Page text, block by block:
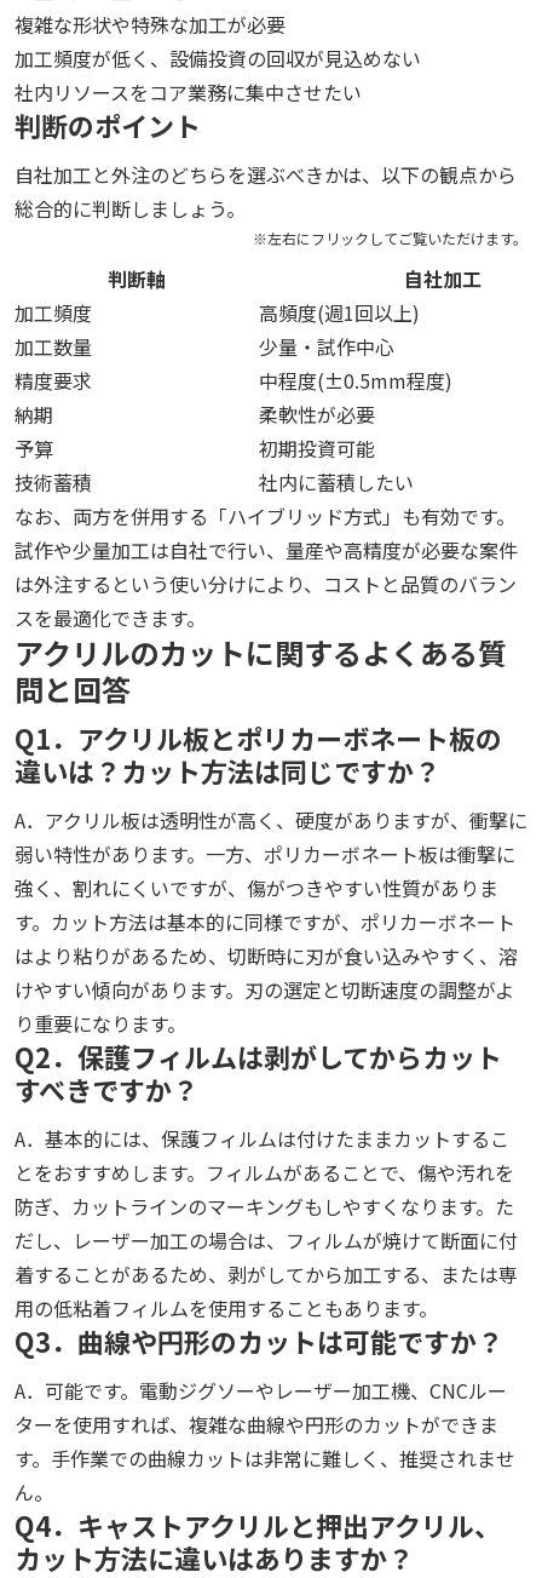
複雑な形状や特殊な加工が必要
加工頻度が低く、設備投資の回収が見込めない
社内リソースをコア業務に集中させたい
判断のポイント
自社加工と外注のどちらを選ぶべきかは、以下の観点から
総合的に判断しましょう。
判断軸
自社加工
加工頻度
高頻度(週1回以上)
加工数量
少量・試作中心
精度要求
中程度(±0.5mm程度)
納期
柔軟性が必要
予算
初期投資可能
技術蓄積
社内に蓄積したい
なお、両方を併用する「ハイブリッド方式」も有効です。
試作や少量加工は自社で行い、量産や高精度が必要な案件
は外注するという使い分けにより、コストと品質のバラン
スを最適化できます。
アクリルのカットに関するよくある質
問と回答
Q1．アクリル板とポリカーボネート板の
違いは？カット方法は同じですか？
A．アクリル板は透明性が高く、硬度がありますが、衝撃に
弱い特性があります。一方、ポリカーボネート板は衝撃に
強く、割れにくいですが、傷がつきやすい性質がありま
す。カット方法は基本的に同様ですが、ポリカーボネート
はより粘りがあるため、切断時に刃が食い込みやすく、溶
けやすい傾向があります。刃の選定と切断速度の調整がよ
り重要になります。
Q2．保護フィルムは剥がしてからカット
すべきですか？
A．基本的には、保護フィルムは付けたままカットするこ
とをおすすめします。フィルムがあることで、傷や汚れを
防ぎ、カットラインのマーキングもしやすくなります。た
だし、レーザー加工の場合は、フィルムが焼けて断面に付
着することがあるため、剥がしてから加工する、または専
用の低粘着フィルムを使用することもあります。
Q3．曲線や円形のカットは可能ですか？
A．可能です。電動ジグソーやレーザー加工機、CNCルー
ターを使用すれば、複雑な曲線や円形のカットができま
す。手作業での曲線カットは非常に難しく、推奨されませ
ん。
Q4．キャストアクリルと押出アクリル、
カット方法に違いはありますか？